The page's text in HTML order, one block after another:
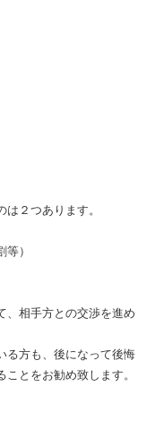
２つあります。
）
、相手方との交渉を進め
る方も、後になって後悔
とをお勧め致します。